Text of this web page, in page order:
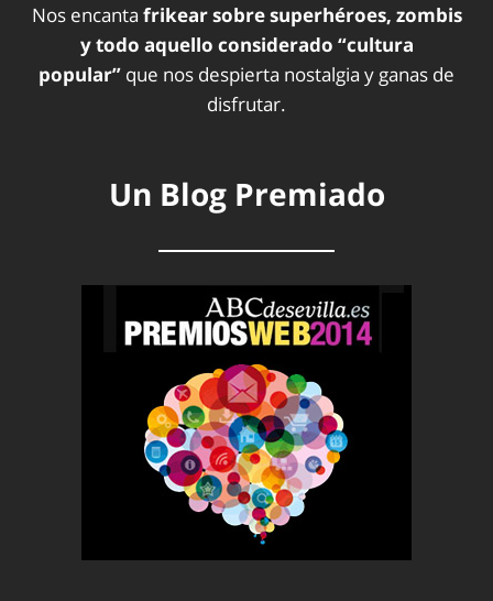
Nos encanta frikear sobre superhéroes, zombis
y todo aquello considerado “cultura
popular” que nos despierta nostalgia y ganas de
disfrutar.
Un Blog Premiado